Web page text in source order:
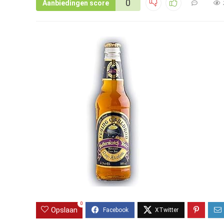
Aanbiedingen score 0
Opslaan
0